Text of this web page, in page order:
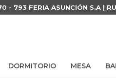
DORMITORIO MESA
- 793 FERIA ASUNCIÓN S.A |